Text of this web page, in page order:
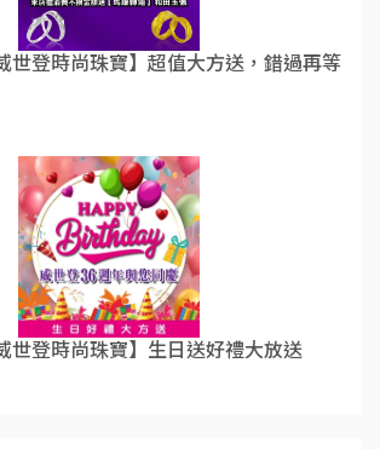
世登時尚珠寶】超值大方送，錯過再等
世登時尚珠寶】生日送好禮大放送